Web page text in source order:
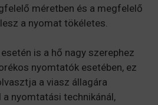
méretben és a megfelelő
a nyomat tökéletes.
is a hő nagy szerephez
nyomtatók esetében, ez
a viasz állagára
nyomtatási technikánál,